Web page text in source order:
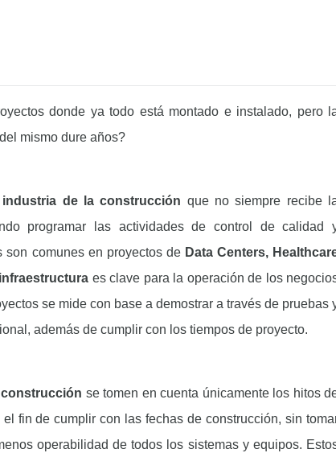
donde ya todo está montado e instalado, pero
mismo dure años?
industria de la construcción que no siempre recibe
programar las actividades de control de calidad
son comunes en proyectos de Data Centers,
infraestructura es clave para la operación de los
se mide con base a demostrar a través de pruebas
además de cumplir con los tiempos de proyecto.
se tomen en cuenta únicamente los hitos
fin de cumplir con las fechas de construcción, sin
operabilidad de todos los sistemas y equipos.